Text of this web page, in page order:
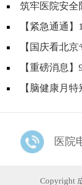
筑牢医院安
防安全培训纪实
【紧急通通
神经内科胡颖教
【国庆看北
天坛&首钢医院
助，速约！
【重磅消息
祥琴教授成都领
【脑健康月
年龄段癫痫患者
医院
Copyright